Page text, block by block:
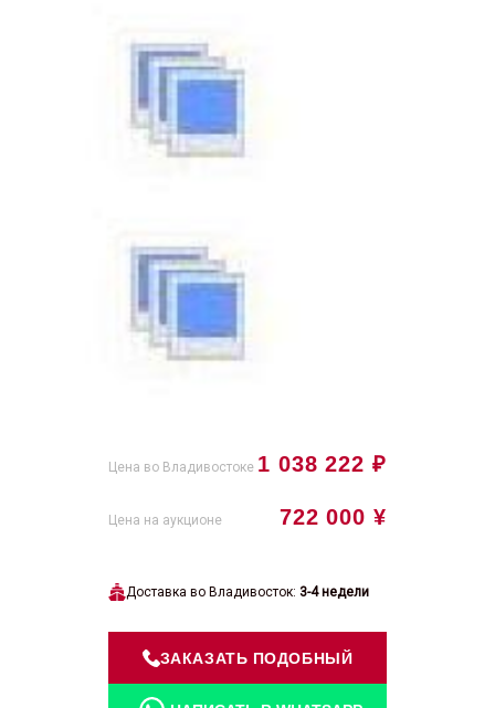
1 038 222 ₽
Цена во Владивостоке
722 000 ¥
Цена на аукционе
Доставка во Владивосток: 3-4 недели
ЗАКАЗАТЬ ПОДОБНЫЙ